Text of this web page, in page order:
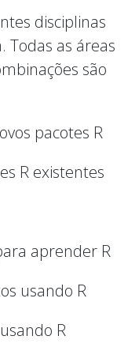
disciplinas
Todas as áreas
são
pacotes R
R existentes
aprender R
usando R
R